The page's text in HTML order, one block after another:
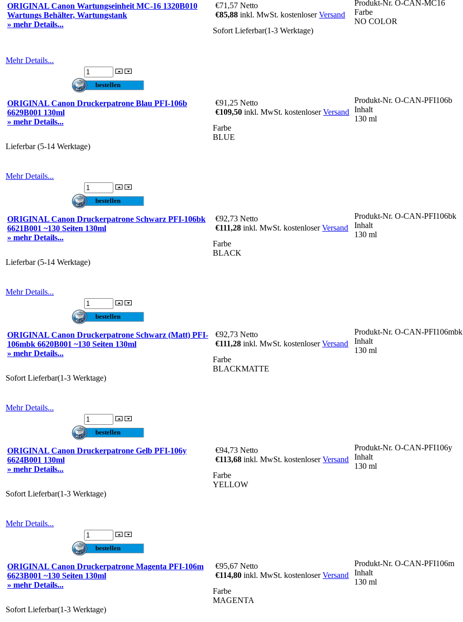
ORIGINAL Canon Wartungseinheit MC-16 1320B010
Wartungs Behälter, Wartungstank
» mehr Details...
€71,57Netto
€85,88inkl. MwSt. kostenloserVersand
Produkt-Nr. O-CAN-MC16
Farbe
NO COLOR
Sofort Lieferbar(1-3 Werktage)
Mehr Details...
ORIGINAL Canon Druckerpatrone Blau PFI-106b
6629B001 130ml
» mehr Details...
€91,25Netto
€109,50inkl. MwSt. kostenloserVersand
Produkt-Nr. O-CAN-PFI106b
Inhalt
130 ml
Farbe
BLUE
Lieferbar (5-14 Werktage)
Mehr Details...
ORIGINAL Canon Druckerpatrone Schwarz PFI-106bk
6621B001 ~130 Seiten 130ml
» mehr Details...
€92,73Netto
€111,28inkl. MwSt. kostenloserVersand
Produkt-Nr. O-CAN-PFI106bk
Inhalt
130 ml
Farbe
BLACK
Lieferbar (5-14 Werktage)
Mehr Details...
ORIGINAL Canon Druckerpatrone Schwarz (Matt) PFI-
106mbk 6620B001 ~130 Seiten 130ml
» mehr Details...
€92,73Netto
€111,28inkl. MwSt. kostenloserVersand
Produkt-Nr. O-CAN-PFI106mbk
Inhalt
130 ml
Farbe
BLACKMATTE
Sofort Lieferbar(1-3 Werktage)
Mehr Details...
ORIGINAL Canon Druckerpatrone Gelb PFI-106y
6624B001 130ml
» mehr Details...
€94,73Netto
€113,68inkl. MwSt. kostenloserVersand
Produkt-Nr. O-CAN-PFI106y
Inhalt
130 ml
Farbe
YELLOW
Sofort Lieferbar(1-3 Werktage)
Mehr Details...
ORIGINAL Canon Druckerpatrone Magenta PFI-106m
6623B001 ~130 Seiten 130ml
» mehr Details...
€95,67Netto
€114,80inkl. MwSt. kostenloserVersand
Produkt-Nr. O-CAN-PFI106m
Inhalt
130 ml
Farbe
MAGENTA
Sofort Lieferbar(1-3 Werktage)